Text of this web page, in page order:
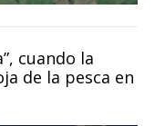
cuando la
de la pesca en